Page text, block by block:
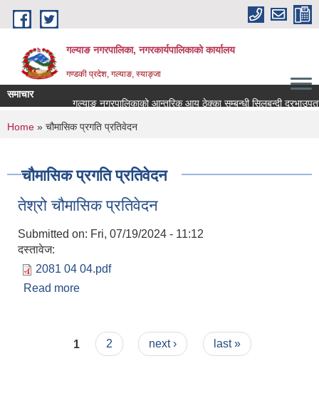
Skip to main content
गल्याङ नगरपालिका, नगरकार्यपालिकाको कार्यालय
गण्डकी प्रदेश, गल्याङ, स्याङ्जा
समाचार
गल्याङ नगरपालिकाको आन्तरिक आय ठेक्का सम्बन्धी सिलबन्दी
You are here
Home » चौमासिक प्रगति प्रतिवेदन
चौमासिक प्रगति प्रतिवेदन
तेश्रो चौमासिक प्रतिवेदन
Submitted on: Fri, 07/19/2024 - 11:12
दस्तावेज:
2081 04 04.pdf
Read more
Pages
1 2 next › last »